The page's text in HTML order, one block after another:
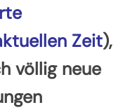
Zeit),
völlig neue